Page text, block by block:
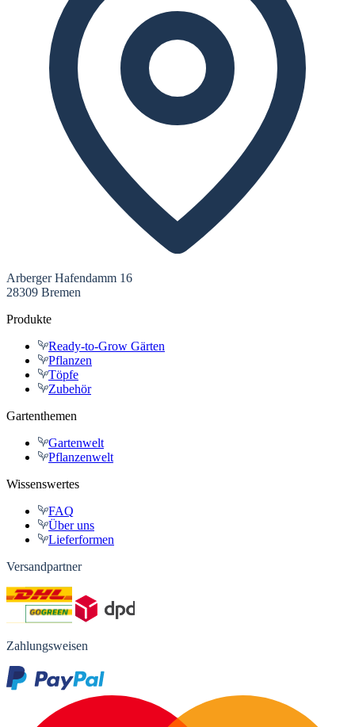
Arberger Hafendamm 16
28309 Bremen
Produkte
Ready-to-Grow Gärten
Pflanzen
Töpfe
Zubehör
Gartenthemen
Gartenwelt
Pflanzenwelt
Wissenswertes
FAQ
Über uns
Lieferformen
Versandpartner
Zahlungsweisen